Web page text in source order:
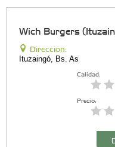
Wich Burgers
Dirección:
Ituzaingó, Bs. As
Calidad:
Precio: